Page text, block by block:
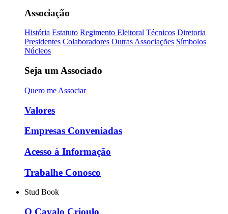
Associação
História Estatuto Regimento Eleitoral Técnicos Diretoria
Presidentes Colaboradores Outras Associações Símbolos
Núcleos
Seja um Associado
Quero me Associar
Valores
Empresas Conveniadas
Acesso à Informação
Trabalhe Conosco
Stud Book
O Cavalo Crioulo